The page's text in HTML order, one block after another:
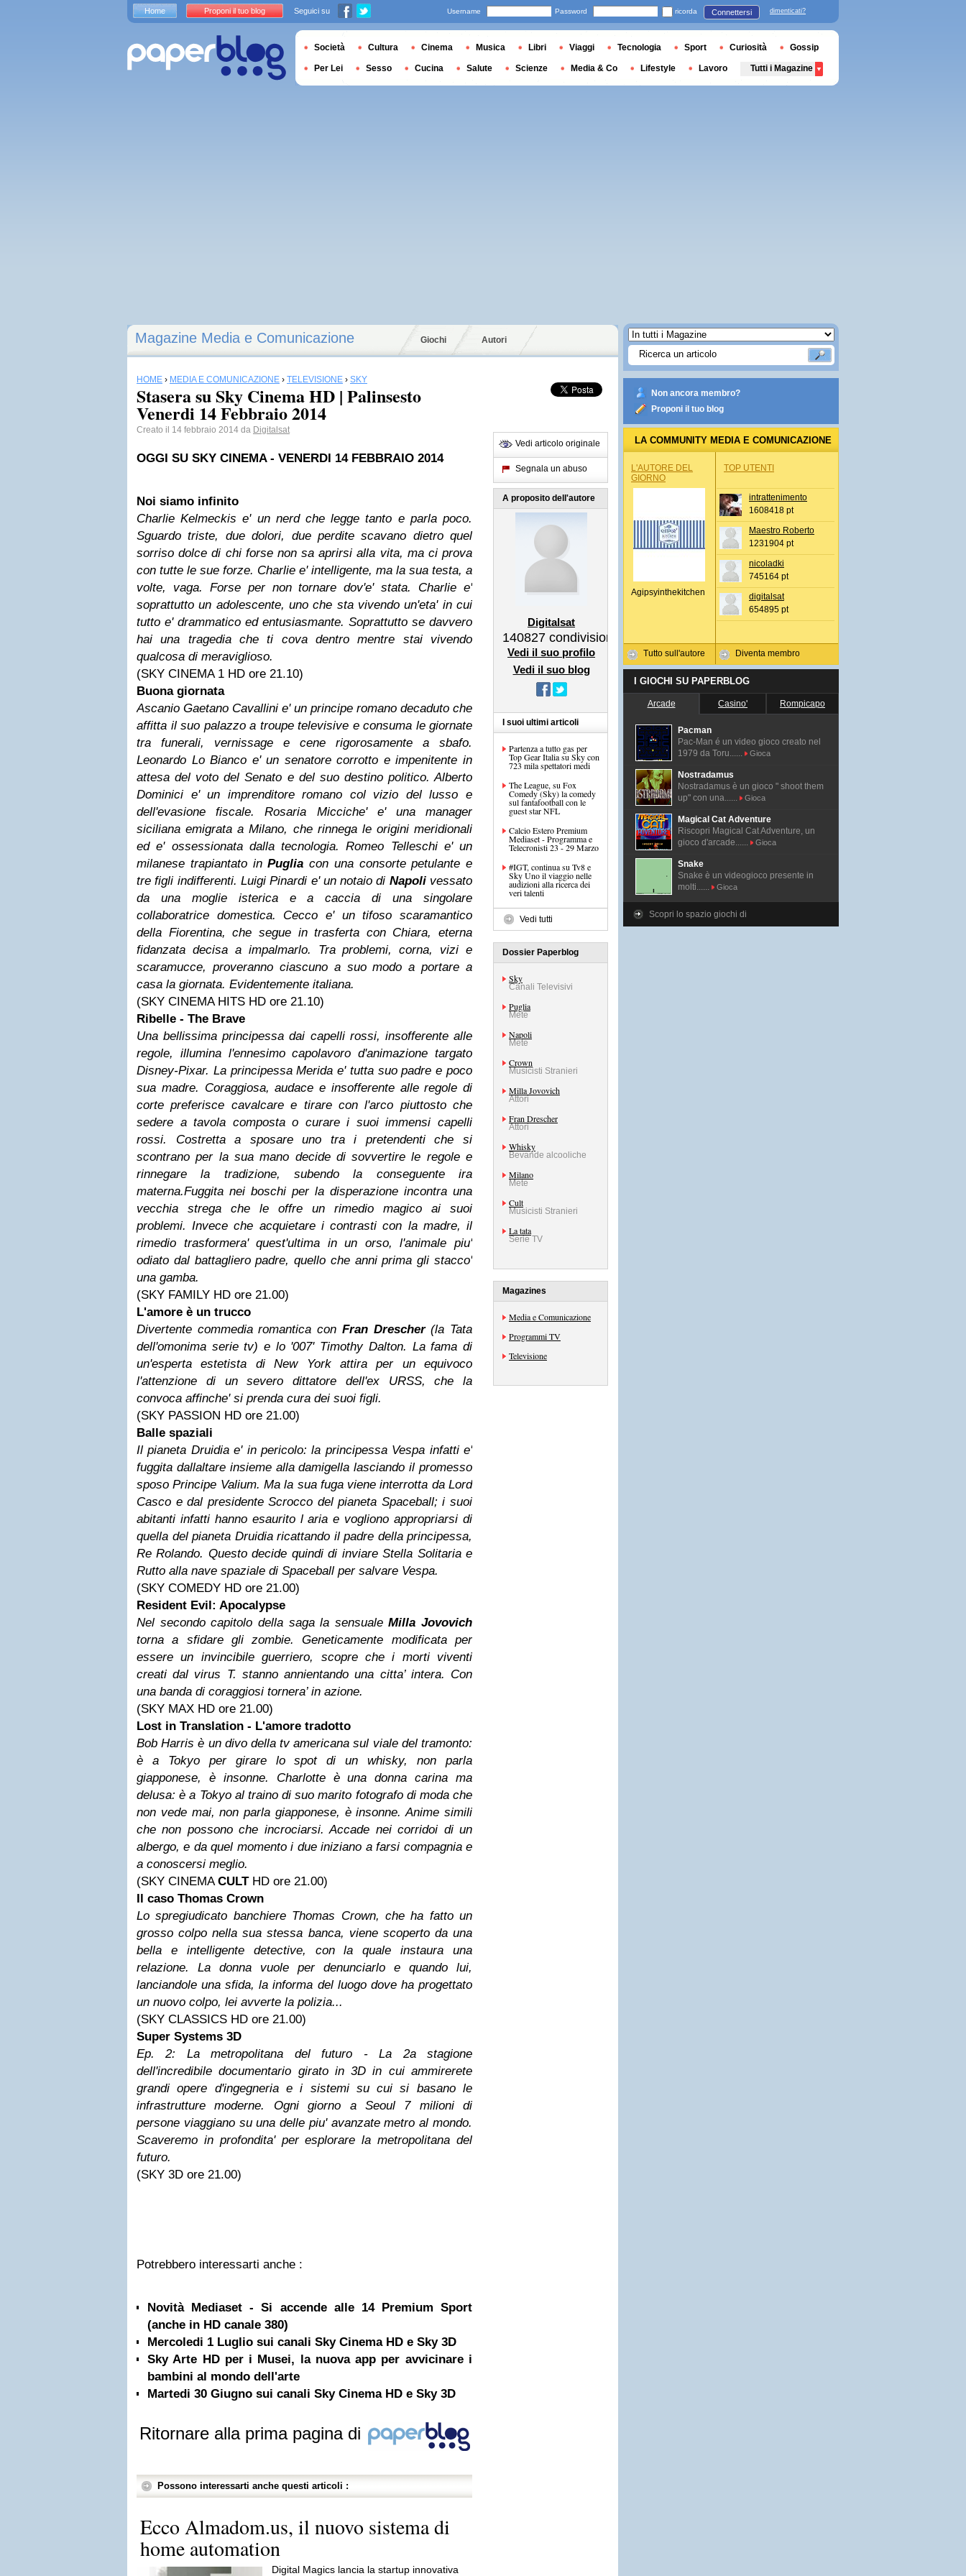
Magazine Media e Comunicazione Giochi Autori
HOME › MEDIA E COMUNICAZIONE › TELEVISIONE › SKY
Stasera su Sky Cinema HD | Palinsesto
Venerdi 14 Febbraio 2014
Creato il 14 febbraio 2014 da Digitalsat
OGGI SU SKY CINEMA - VENERDI 14 FEBBRAIO 2014
Noi siamo infinito
Charlie Kelmeckis e' un nerd che legge tanto e parla poco.
Sguardo triste, due dolori, due perdite scavano dietro quel
sorriso dolce di chi forse non sa aprirsi alla vita, ma ci prova
con tutte le sue forze. Charlie e' intelligente, ma la sua testa, a
volte, vaga. Forse per non tornare dov'e' stata. Charlie e'
soprattutto un adolescente, uno che sta vivendo un'eta' in cui
tutto e' drammatico ed entusiasmante. Soprattutto se davvero
hai una tragedia che ti cova dentro mentre stai vivendo
qualcosa di meraviglioso.
(SKY CINEMA 1 HD ore 21.10)
Buona giornata
Ascanio Gaetano Cavallini e' un principe romano decaduto che
affitta il suo palazzo a troupe televisive e consuma le giornate
tra funerali, vernissage e cene rigorosamente a sbafo.
Leonardo Lo Bianco e' un senatore corrotto e impenitente in
attesa del voto del Senato e del suo destino politico. Alberto
Dominici e' un imprenditore romano col vizio del lusso e
dell'evasione fiscale. Rosaria Micciche' e' una manager
siciliana emigrata a Milano, che rinnega le origini meridionali
ed e' ossessionata dalla tecnologia. Romeo Telleschi e' un
milanese trapiantato inPuglia con una consorte petulante e
tre figli indifferenti. Luigi Pinardi e' un notaio di Napolivessato
da una moglie isterica e a caccia di una singolare
collaboratrice domestica. Cecco e' un tifoso scaramantico
della Fiorentina, che segue in trasferta con Chiara, eterna
fidanzata decisa a impalmarlo. Tra problemi, corna, vizi e
scaramucce, proveranno ciascuno a suo modo a portare a
casa la giornata. Evidentemente italiana.
(SKY CINEMA HITS HD ore 21.10)
Ribelle - The Brave
Una bellissima principessa dai capelli rossi, insofferente alle
regole, illumina l'ennesimo capolavoro d'animazione targato
Disney-Pixar. La principessa Merida e' tutta suo padre e poco
sua madre. Coraggiosa, audace e insofferente alle regole di
corte preferisce cavalcare e tirare con l'arco piuttosto che
sedere a tavola composta o curare i suoi immensi capelli
rossi. Costretta a sposare uno tra i pretendenti che si
scontrano per la sua mano decide di sovvertire le regole e
rinnegare la tradizione, subendo la conseguente ira
materna.Fuggita nei boschi per la disperazione incontra una
vecchia strega che le offre un rimedio magico ai suoi
problemi. Invece che acquietare i contrasti con la madre, il
rimedio trasformera' quest'ultima in un orso, l'animale piu'
odiato dal battagliero padre, quello che anni prima gli stacco'
una gamba.
(SKY FAMILY HD ore 21.00)
L'amore è un trucco
Divertente commedia romantica con Fran Drescher(la Tata
dell'omonima serie tv) e lo '007' Timothy Dalton. La fama di
un'esperta estetista di New York attira per un equivoco
l'attenzione di un severo dittatore dell'ex URSS, che la
convoca affinche' si prenda cura dei suoi figli.
(SKY PASSION HD ore 21.00)
Balle spaziali
Il pianeta Druidia e' in pericolo: la principessa Vespa infatti e'
fuggita dallaltare insieme alla damigella lasciando il promesso
sposo Principe Valium. Ma la sua fuga viene interrotta da Lord
Casco e dal presidente Scrocco del pianeta Spaceball; i suoi
abitanti infatti hanno esaurito l aria e vogliono appropriarsi di
quella del pianeta Druidia ricattando il padre della principessa,
Re Rolando. Questo decide quindi di inviare Stella Solitaria e
Rutto alla nave spaziale di Spaceball per salvare Vespa.
(SKY COMEDY HD ore 21.00)
Resident Evil: Apocalypse
Nel secondo capitolo della saga la sensualeMilla Jovovich
torna a sfidare gli zombie. Geneticamente modificata per
essere un invincibile guerriero, scopre che i morti viventi
creati dal virus T. stanno annientando una citta’ intera. Con
una banda di coraggiosi tornera’ in azione.
(SKY MAX HD ore 21.00)
Lost in Translation - L'amore tradotto
Bob Harris è un divo della tv americana sul viale del tramonto:
è a Tokyo per girare lo spot di un whisky, non parla
giapponese, è insonne. Charlotte è una donna carina ma
delusa: è a Tokyo al traino di suo marito fotografo di moda che
non vede mai, non parla giapponese, è insonne. Anime simili
che non possono che incrociarsi. Accade nei corridoi di un
albergo, e da quel momento i due iniziano a farsi compagnia e
a conoscersi meglio.
(SKY CINEMACULTHD ore 21.00)
Il caso Thomas Crown
Lo spregiudicato banchiere Thomas Crown, che ha fatto un
grosso colpo nella sua stessa banca, viene scoperto da una
bella e intelligente detective, con la quale instaura una
relazione. La donna vuole per denunciarlo e quando lui,
lanciandole una sfida, la informa del luogo dove ha progettato
un nuovo colpo, lei avverte la polizia...
(SKY CLASSICS HD ore 21.00)
Super Systems 3D
Ep. 2: La metropolitana del futuro - La 2a stagione
dell'incredibile documentario girato in 3D in cui ammirerete
grandi opere d'ingegneria e i sistemi su cui si basano le
infrastrutture moderne. Ogni giorno a Seoul 7 milioni di
persone viaggiano su una delle piu' avanzate metro al mondo.
Scaveremo in profondita' per esplorare la metropolitana del
futuro.
(SKY 3D ore 21.00)
Potrebbero interessarti anche :
Novità Mediaset - Si accende alle 14 Premium Sport
(anche in HD canale 380)
Mercoledi 1 Luglio sui canali Sky Cinema HD e Sky 3D
Sky Arte HD per i Musei, la nuova app per avvicinare i
bambini al mondo dell'arte
Martedi 30 Giugno sui canali Sky Cinema HD e Sky 3D
Ritornare alla prima pagina di
Possono interessarti anche questi articoli :
Ecco Almadom.us, il nuovo sistema di
home automation
Digital Magics lancia la startup innovativa
Vedi articolo originale
Segnala un abuso
A proposito dell'autore
Digitalsat
140827 condivisioni
Vedi il suo profilo
Vedi il suo blog
I suoi ultimi articoli
Partenza a tutto gas per
Top Gear Italia su Sky con
723 mila spettatori medi
The League, su Fox
Comedy (Sky) la comedy
sul fantafootball con le
guest star NFL
Calcio Estero Premium
Mediaset - Programma e
Telecronisti 23 - 29 Marzo
#IGT, continua su Tv8 e
Sky Uno il viaggio nelle
audizioni alla ricerca dei
veri talenti
Vedi tutti
Dossier Paperblog
Sky
Canali Televisivi
Puglia
Mete
Napoli
Mete
Crown
Musicisti Stranieri
Milla Jovovich
Attori
Fran Drescher
Attori
Whisky
Bevande alcooliche
Milano
Mete
Cult
Musicisti Stranieri
La tata
Serie TV
Magazines
Media e Comunicazione
Programmi TV
Televisione
Non ancora membro?
Proponi il tuo blog
LA COMMUNITY MEDIA E COMUNICAZIONE
L'AUTORE DEL
GIORNO
Agipsyinthekitchen
Tutto sull'autore
TOP UTENTI
intrattenimento
1608418 pt
Maestro Roberto
1231904 pt
nicoladki
745164 pt
digitalsat
654895 pt
Diventa membro
I GIOCHI SU PAPERBLOG
Arcade Casino' Rompicapo
Pacman
Pac-Man é un video gioco creato nel
1979 da Toru......
Gioca
Nostradamus
Nostradamus è un gioco " shoot them
up" con una......
Gioca
Magical Cat Adventure
Riscopri Magical Cat Adventure, un
gioco d'arcade......
Gioca
Snake
Snake è un videogioco presente in
molti......
Gioca
Scopri lo spazio giochi di
Home Proponi il tuo blog Seguici su Username Password ricorda Connettersi dimenticati?
Società Cultura Cinema Musica Libri Viaggi Tecnologia Sport Curiosità Gossip
Per Lei Sesso Cucina Salute Scienze Media & Co Lifestyle Lavoro Tutti i Magazine